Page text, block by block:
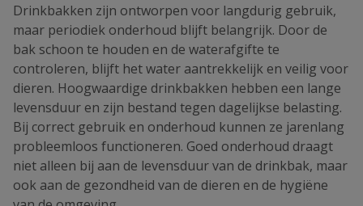
Drinkbakken zijn ontworpen voor langdurig gebruik,
maar periodiek onderhoud blijft belangrijk. Door de
bak schoon te houden en de waterafgifte te
controleren, blijft het water aantrekkelijk en veilig voor
dieren. Hoogwaardige drinkbakken hebben een lange
levensduur en zijn bestand tegen dagelijkse belasting.
Bij correct gebruik en onderhoud kunnen ze jarenlang
probleemloos functioneren. Goed onderhoud draagt
niet alleen bij aan de levensduur van de drinkbak, maar
ook aan de gezondheid van de dieren en de hygiëne